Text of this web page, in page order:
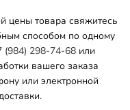
цены товара свяжитесь
способом по одному
(984) 298-74-68 или
вашего заказа
или электронной